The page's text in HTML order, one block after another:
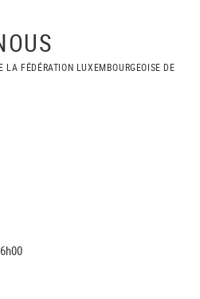
LA FÉDÉRATION LUXEMBOURGEOISE DE